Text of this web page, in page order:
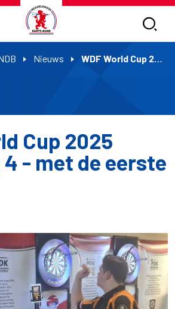
Nieuws WDF World Cup 2025 speeldag 4 - met de eerste finales
Cup 2025
- met de eerste